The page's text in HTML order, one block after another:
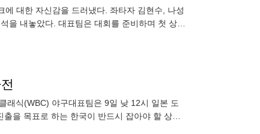
대한 자신감을 드러냈다. 좌타자 김현수, 나성
내놓았다. 대표팀은 대회를 준비하며 첫 상대
래식(WBC) 야구대표팀은 9일 낮 12시 일본 도
을 목표로 하는 한국이 반드시 잡아야 할 상대